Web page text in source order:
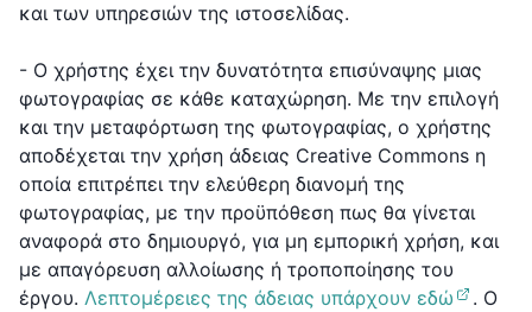
και των υπηρεσιών της ιστοσελίδας.
- Ο χρήστης έχει την δυνατότητα επισύναψης μιας
φωτογραφίας σε κάθε καταχώρηση. Με την επιλογή
και την μεταφόρτωση της φωτογραφίας, ο χρήστης
αποδέχεται την χρήση άδειας Creative Commons η
οποία επιτρέπει την ελεύθερη διανομή της
φωτογραφίας, με την προϋπόθεση πως θα γίνεται
αναφορά στο δημιουργό, για μη εμπορική χρήση, και
με απαγόρευση αλλοίωσης ή τροποποίησης του
έργου. Λεπτομέρειες της άδειας υπάρχουν εδώ
. O